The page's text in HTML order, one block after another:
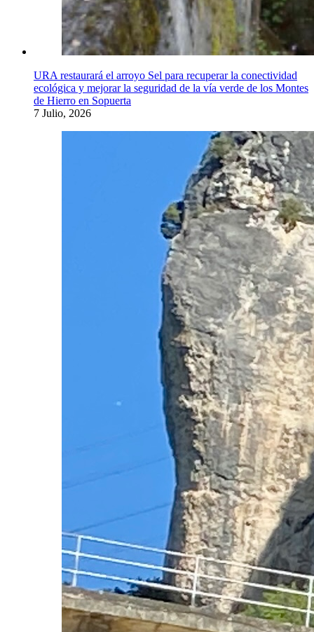
URA restaurará el arroyo Sel para recuperar la conectividad
ecológica y mejorar la seguridad de la vía verde de los Montes
de Hierro en Sopuerta
7 Julio, 2026